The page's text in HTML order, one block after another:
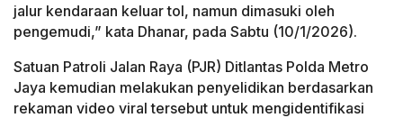
jalur kendaraan keluar tol, namun dimasuki oleh
pengemudi,” kata Dhanar, pada Sabtu (10/1/2026).
Satuan Patroli Jalan Raya (PJR) Ditlantas Polda Metro
Jaya kemudian melakukan penyelidikan berdasarkan
rekaman video viral tersebut untuk mengidentifikasi